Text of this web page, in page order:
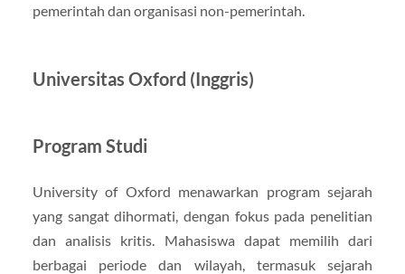
pemerintah dan organisasi non-pemerintah.
Universitas Oxford (Inggris)
Program Studi
University of Oxford menawarkan program sejarah
yang sangat dihormati, dengan fokus pada penelitian
dan analisis kritis. Mahasiswa dapat memilih dari
berbagai periode dan wilayah, termasuk sejarah